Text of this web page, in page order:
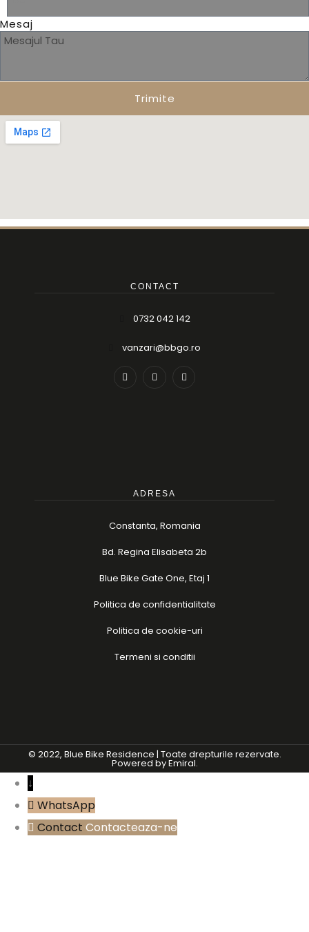
Mesaj
Trimite
CONTACT
0732 042 142
vanzari@bbgo.ro
ADRESA
Constanta, Romania
Bd. Regina Elisabeta 2b
Blue Bike Gate One, Etaj 1
Politica de confidentialitate
Politica de cookie-uri
Termeni si conditii
© 2022, Blue Bike Residence | Toate drepturile rezervate.
Powered byEmiral.
↓
WhatsApp
Contact Contacteaza-ne